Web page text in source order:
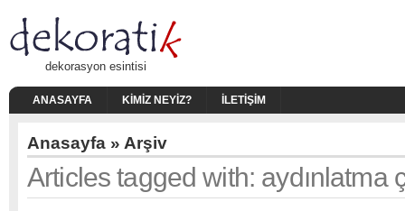
dekorasyon esintisi
ANASAYFA KIMIZ NEYIZ? İLETIŞIM
Anasayfa » Arşiv
Articles tagged with: aydınlatma